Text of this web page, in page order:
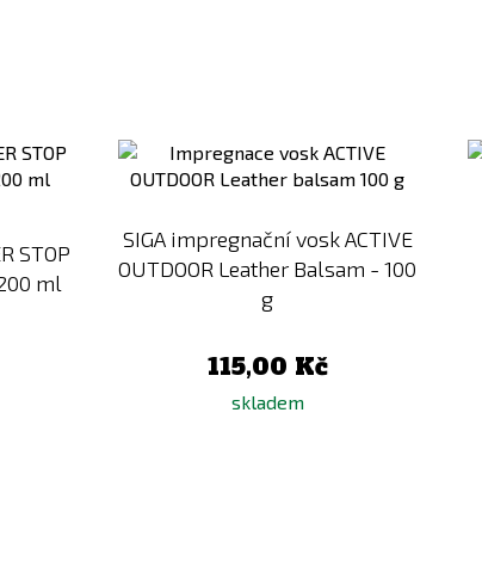
STOP
ml
k
porovnání
SIGA impregnační vosk ACTIVE
OUTDOOR Leather Balsam - 100
g
115,00 Kč
skladem